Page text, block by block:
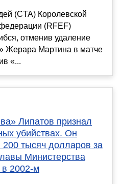
(CTA) Королевской
(RFEF)
отменив удаление
Жерара Мартина в матче
«...
Липатов признал
убийствах. Он
200 тысяч долларов за
Министерства
2002-м